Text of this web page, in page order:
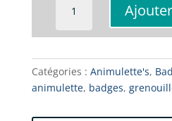
BADGE
J'y
Crôôaaa
Catégories : Animulette's,
animulette, badges,